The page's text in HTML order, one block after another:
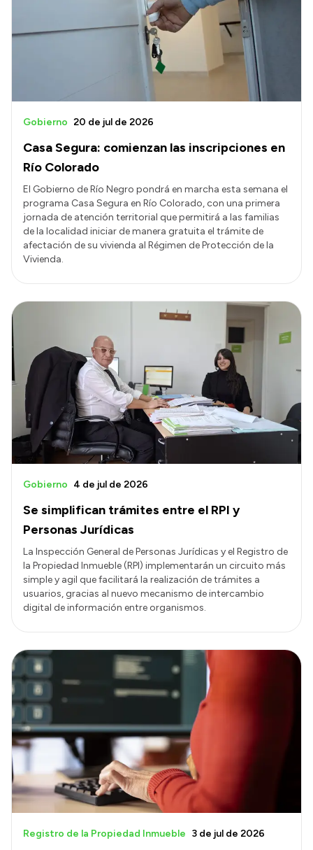
Casa Segura: comienzan las inscripciones en
Río Colorado
Gobierno 20 de jul de 2026
El Gobierno de Río Negro pondrá en marcha esta semana el
programa Casa Segura en Río Colorado, con una primera
jornada de atención territorial que permitirá a las familias
de la localidad iniciar de manera gratuita el trámite de
afectación de su vivienda al Régimen de Protección de la
Vivienda.
Se simplifican trámites entre el RPI y
Personas Jurídicas
Gobierno 4 de jul de 2026
La Inspección General de Personas Jurídicas y el Registro de
la Propiedad Inmueble (RPI) implementarán un circuito más
simple y agil que facilitará la realización de trámites a
usuarios, gracias al nuevo mecanismo de intercambio
digital de información entre organismos.
Registro de la Propiedad Inmueble 3 de jul de 2026